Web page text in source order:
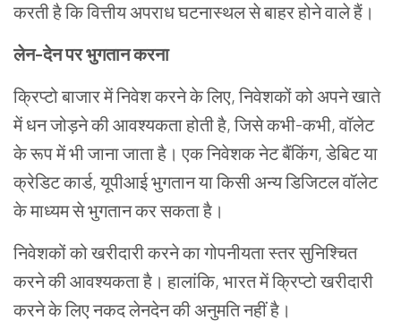
करतीहैकिवित्तीयअपराधघटनास्थलसेबाहरहोनेवालेहैं।
लेन-देनपरभुगतानकरना
क्रिप्टोबाजारमेंनिवेशकरनेकेलिए,निवेशकोंकोअपनेखाते
में धनजोड़नेकीआवश्यकताहोतीहै,जिसेकभी-कभी,वॉलेट
केरूपमेंभीजानाजाताहै। एकनिवेशकनेटबैंकिंग,डेबिटया
क्रेडिटकार्ड,यूपीआईभुगतानयाकिसीअन्यडिजिटलवॉलेट
केमाध्यमसेभुगतानकरसकताहै।
निवेशकोंकोखरीदारीकरनेकागोपनीयतास्तरसुनिश्चित
करनेकीआवश्यकताहै। हालांकि, भारतमेंक्रिप्टोखरीदारी
करनेकेलिएनकदलेनदेनकीअनुमतिनहींहै।